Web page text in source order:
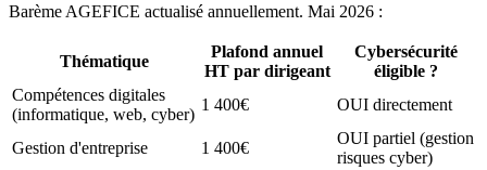
Barème AGEFICE actualisé annuellement. Mai 2026 :
Thématique
Plafond annuel
HT par dirigeant
Cybersécurité
éligible ?
Compétences digitales
(informatique, web, cyber)
1 400€ OUI directement
Gestion d'entreprise 1 400€
OUI partiel (gestion
risques cyber)